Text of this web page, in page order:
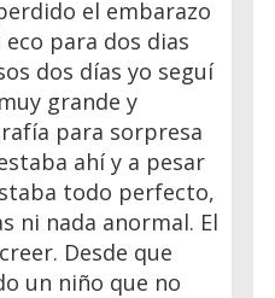
el embarazo
para dos dias
dos días yo seguí
grande y
para sorpresa
ahí y a pesar
todo perfecto,
ni nada anormal. El
Desde que
un niño que no